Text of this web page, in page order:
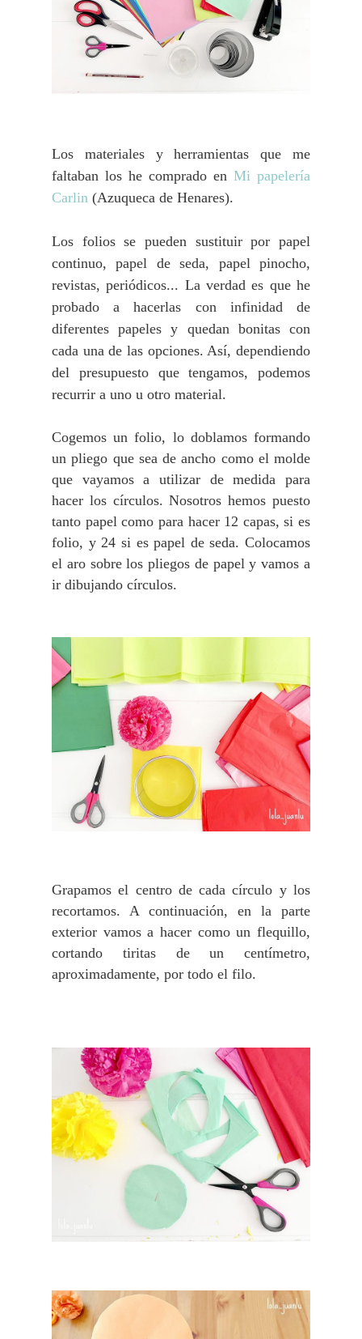
Los materiales y herramientas que me
faltaban los he comprado en Mi papelería
Carlin (Azuqueca de Henares).
Los folios se pueden sustituir por papel
continuo, papel de seda, papel pinocho,
revistas, periódicos... La verdad es que he
probado a hacerlas con infinidad de
diferentes papeles y quedan bonitas con
cada una de las opciones. Así, dependiendo
del presupuesto que tengamos, podemos
recurrir a uno u otro material.
Cogemos un folio, lo doblamos formando
un pliego que sea de ancho como el molde
que vayamos a utilizar de medida para
hacer los círculos. Nosotros hemos puesto
tanto papel como para hacer 12 capas, si es
folio, y 24 si es papel de seda. Colocamos
el aro sobre los pliegos de papel y vamos a
ir dibujando círculos.
Grapamos el centro de cada círculo y los
recortamos. A continuación, en la parte
exterior vamos a hacer como un flequillo,
cortando tiritas de un centímetro,
aproximadamente, por todo el filo.